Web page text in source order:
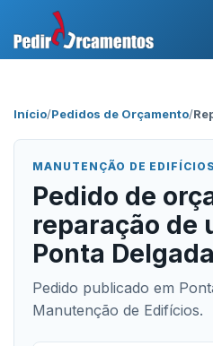
Início/Pedidos de Orçamento/
MANUTENÇÃO DE EDIFÍCIOS
Pedido de
reparação de
Ponta Delgada
Pedido publicado em
Manutenção de Edifícios.
Área Profissional
Como Funciona?
Testemunhos